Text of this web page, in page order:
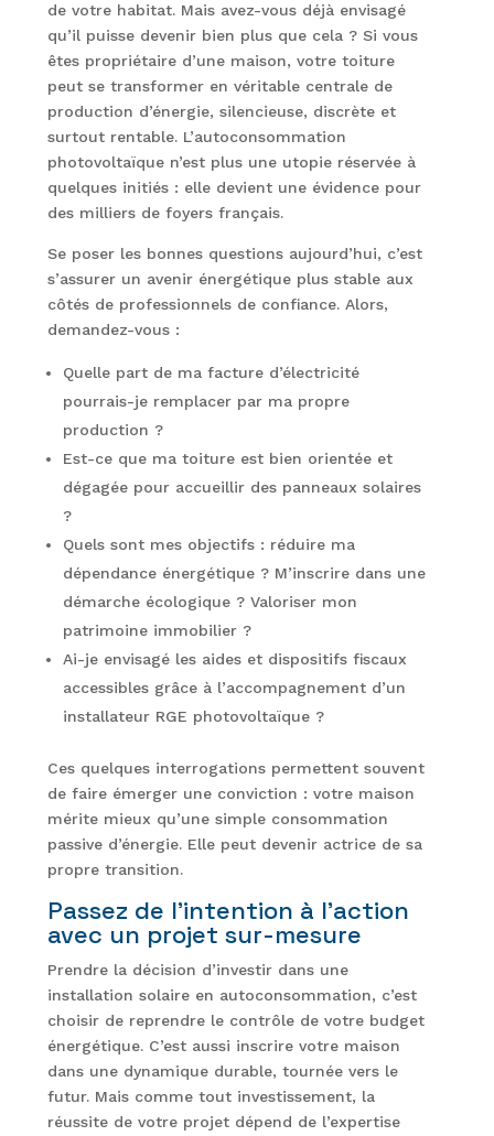
de votre habitat. Mais avez-vous déjà envisagé
qu’il puisse devenir bien plus que cela ? Si vous
êtes propriétaire d’une maison, votre toiture
peut se transformer en véritable centrale de
production d’énergie, silencieuse, discrète et
surtout rentable. L’autoconsommation
photovoltaïque n’est plus une utopie réservée à
quelques initiés : elle devient une évidence pour
des milliers de foyers français.
Se poser les bonnes questions aujourd’hui, c’est
s’assurer un avenir énergétique plus stable aux
côtés de professionnels de confiance. Alors,
demandez-vous :
Quelle part de ma facture d’électricité
pourrais-je remplacer par ma propre
production ?
Est-ce que ma toiture est bien orientée et
dégagée pour accueillir des panneaux solaires
?
Quels sont mes objectifs : réduire ma
dépendance énergétique ? M’inscrire dans une
démarche écologique ? Valoriser mon
patrimoine immobilier ?
Ai-je envisagé les aides et dispositifs fiscaux
accessibles grâce à l’accompagnement d’un
installateur RGE photovoltaïque ?
Ces quelques interrogations permettent souvent
de faire émerger une conviction : votre maison
mérite mieux qu’une simple consommation
passive d’énergie. Elle peut devenir actrice de sa
propre transition.
Passez de l’intention à l’action
avec un projet sur-mesure
Prendre la décision d’investir dans une
installation solaire en autoconsommation, c’est
choisir de reprendre le contrôle de votre budget
énergétique. C’est aussi inscrire votre maison
dans une dynamique durable, tournée vers le
futur. Mais comme tout investissement, la
réussite de votre projet dépend de l’expertise